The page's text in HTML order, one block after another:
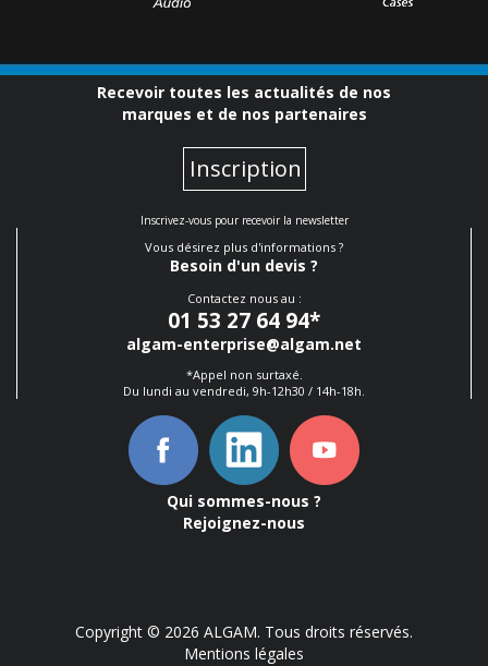
Recevoir toutes les actualités de nos
marques et de nos partenaires
Inscription
Inscrivez-vous pour recevoir la newsletter
Vous désirez plus d'informations ?
Besoin d'un devis ?
Contactez nous au :
01 53 27 64 94*
algam-enterprise@algam.net
*Appel non surtaxé.
Du lundi au vendredi, 9h-12h30 / 14h-18h.
Qui sommes-nous ?
Rejoignez-nous
Copyright © 2026 ALGAM. Tous droits réservés.
Mentions légales